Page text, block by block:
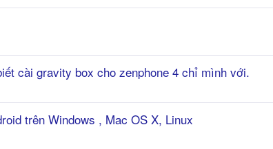
cài gravity box cho zenphone 4 chỉ mình với.
trên Windows , Mac OS X, Linux